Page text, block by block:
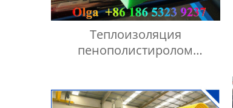
Теплоизоляция
пенополистиролом